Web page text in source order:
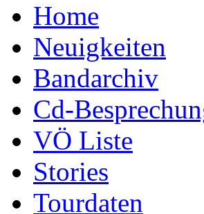
Home
Neuigkeiten
Bandarchiv
Cd-
VÖ Liste
Stories
Tourdaten